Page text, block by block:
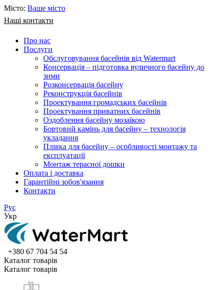
Місто: Ваше місто
Наші контакти
Про нас
Послуги
Обслуговування басейнів від Watermart
Консервація – підготовка вуличного басейну до
зими
Розконсервація басейну
Реконструкція басейнів
Проектування громадських басейнів
Проектування приватних басейнів
Оздоблення басейну мозаїкою
Бортовий камінь для басейну – технологія
укладання
Плівка для басейну – особливості монтажу та
експлуатації
Монтаж терасної дошки
Оплата і доставка
Гарантійні зобов'язання
Контакти
Рус
Укр
+380 67 704 54 54
Каталог товарiв
Каталог товарiв